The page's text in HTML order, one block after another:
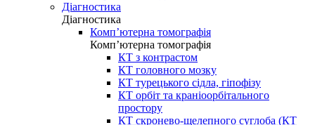
Діагностика
Діагностика
Комп’ютерна томографія
Комп’ютерна томографія
КТ з контрастом
КТ головного мозку
КТ турецького сідла, гіпофізу
КТ орбіт та краніоорбітального
простору
КТ скронево-щелепного суглоба (КТ